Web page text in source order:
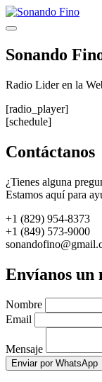
Saltar
al
Menú
Sonando
Radio Lider en la
[radio_player]
[schedule]
Contáctanos
¿Tienes alguna
Estamos aquí para
+1 (829) 954-8373
+1 (849) 573-9000
Envíanos un
Nombre
Email
Mensaje
Enviar por WhatsApp